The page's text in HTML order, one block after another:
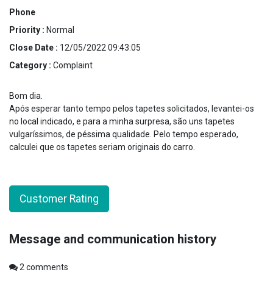
Phone
Priority : Normal
Close Date : 12/05/2022 09:43:05
Category : Complaint
Bom dia.
Após esperar tanto tempo pelos tapetes solicitados, levantei-os
no local indicado, e para a minha surpresa, são uns tapetes
vulgaríssimos, de péssima qualidade. Pelo tempo esperado,
calculei que os tapetes seriam originais do carro.
Customer Rating
Message and communication history
2 comments